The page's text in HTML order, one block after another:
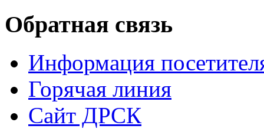
Обратная связь
Информация
Горячая линия
Сайт ДРСК